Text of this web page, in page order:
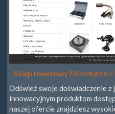
Sklep rowerowy Ebiketurbo /
Odśwież swoje doświadczenie z
innowacyjnym produktom
naszej ofercie znajdziesz